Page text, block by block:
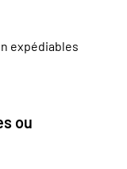
expédiables
ou